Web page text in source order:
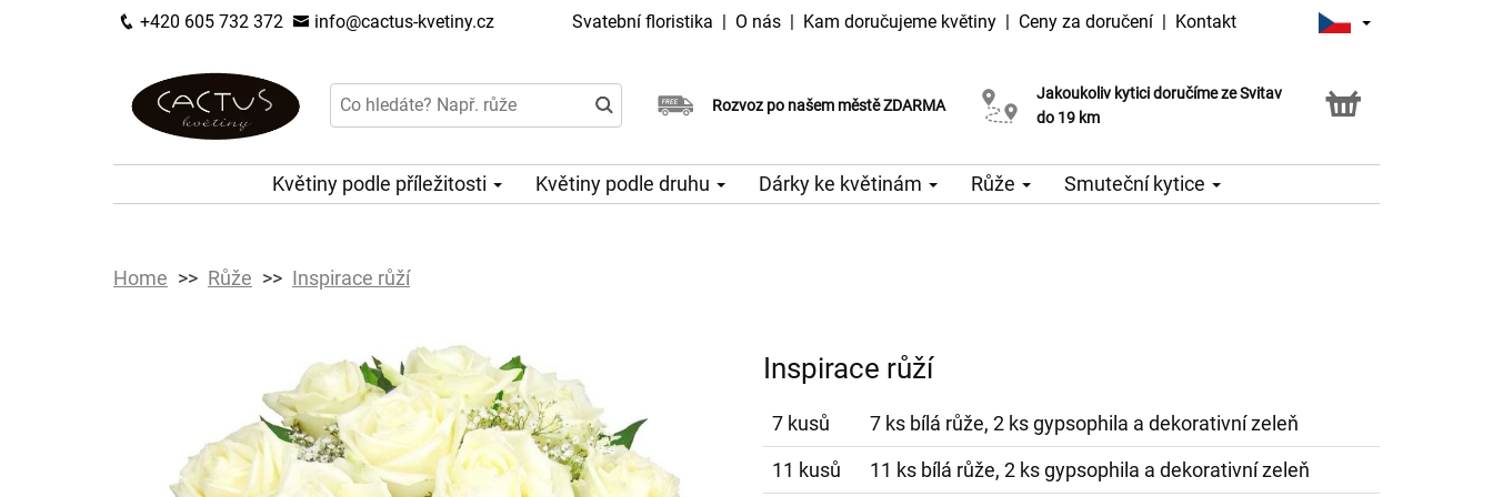
+420 605 732 372 info@cactus-kvetiny.cz Svatební floristika | O nás | Kam doručujeme květiny | Ceny za doručení | Kontakt
Rozvoz po našem městě ZDARMA
Doručujeme již v den objednávky
Možný výběr času a dne doručení
Jakoukoliv kytici doručíme ze Svitav
do 19 km
Možnost vyzvednout v naší květince
Květiny podle příležitosti Květiny podle druhu Dárky ke květinám Růže Smuteční kytice
Home Růže Inspirace růží
Inspirace růží
7 kusů
7 ks bílá růže, 2 ks gypsophila a dekorativní zeleň
11 kusů
11 ks bílá růže, 2 ks gypsophila a dekorativní zeleň